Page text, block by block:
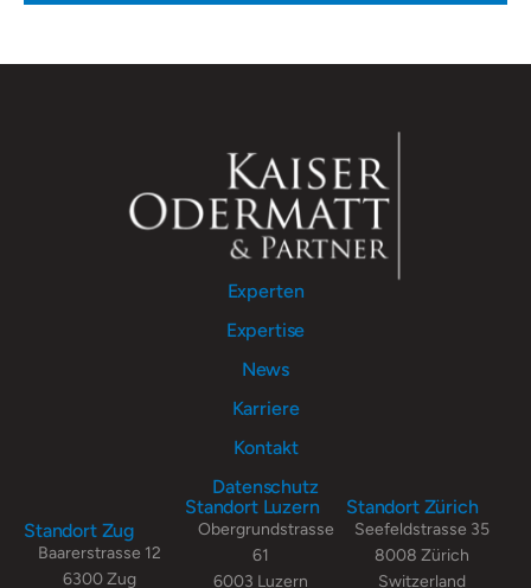
Experten
Expertise
News
Karriere
Kontakt
Datenschutz
Standort Zug
Baarerstrasse 12
6300 Zug
Standort Luzern
Obergrundstrasse
61
6003 Luzern
Standort Zürich
Seefeldstrasse 35
8008 Zürich
Switzerland